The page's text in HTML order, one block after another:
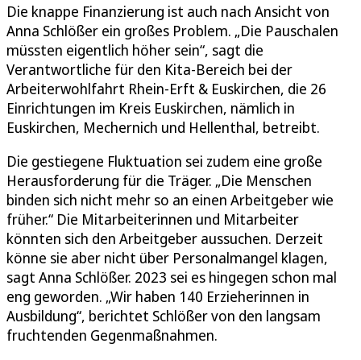
Die knappe Finanzierung ist auch nach Ansicht von
Anna Schlößer ein großes Problem. „Die Pauschalen
müssten eigentlich höher sein“, sagt die
Verantwortliche für den Kita-Bereich bei der
Arbeiterwohlfahrt Rhein-Erft & Euskirchen, die 26
Einrichtungen im Kreis Euskirchen, nämlich in
Euskirchen, Mechernich und Hellenthal, betreibt.
Die gestiegene Fluktuation sei zudem eine große
Herausforderung für die Träger. „Die Menschen
binden sich nicht mehr so an einen Arbeitgeber wie
früher.“ Die Mitarbeiterinnen und Mitarbeiter
könnten sich den Arbeitgeber aussuchen. Derzeit
könne sie aber nicht über Personalmangel klagen,
sagt Anna Schlößer. 2023 sei es hingegen schon mal
eng geworden. „Wir haben 140 Erzieherinnen in
Ausbildung“, berichtet Schlößer von den langsam
fruchtenden Gegenmaßnahmen.